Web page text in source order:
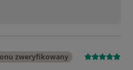
zweryfikowany